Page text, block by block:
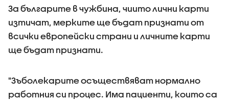
За българите в чужбина, чиито лични карти
изтичат, мерките ще бъдат признати от
всички европейски страни и личните карти
ще бъдат признати.
"Зъболекарите осъществяват нормално
работния си процес. Има пациенти, които са